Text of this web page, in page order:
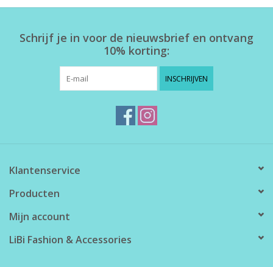
Herensokken
Schrijf je in voor de nieuwsbrief en ontvang
10% korting:
INSCHRIJVEN
Klantenservice
Producten
Mijn account
LiBi Fashion & Accessories